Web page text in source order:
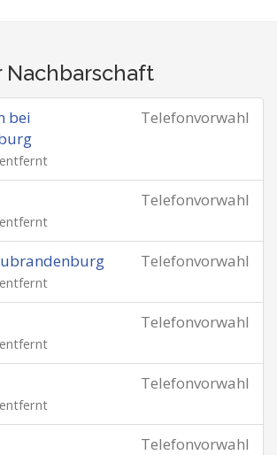
Nachbarschaft
Telefonvorwahl
bei
Telefonvorwahl
Telefonvorwahl
Telefonvorwahl
Telefonvorwahl
Telefonvorwahl